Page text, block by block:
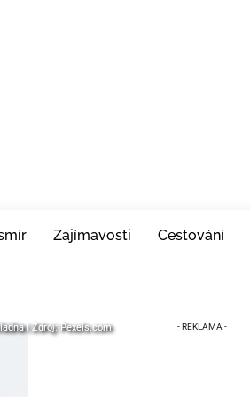
Zajímavosti Cestování
| Zdroj: Pexels.com
| Zdroj: Pexels.com